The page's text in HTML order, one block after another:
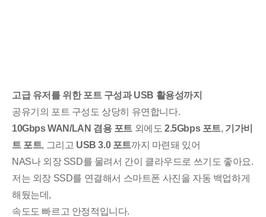
고급 유저를 위한 포트 구성과 USB 활용성까지
공유기의 포트 구성도 상당히 유연합니다.
10Gbps WAN/LAN 겸용 포트 외에도 2.5Gbps 포트, 기가비
트 포트, 그리고 USB 3.0 포트까지 마련돼 있어
NAS나 외장 SSD를 물려서 간이 클라우드로 쓰기도 좋아요.
저는 외장 SSD를 연결해서 스마트폰 사진을 자동 백업하게
해뒀는데,
속도도 빠르고 안정적입니다.